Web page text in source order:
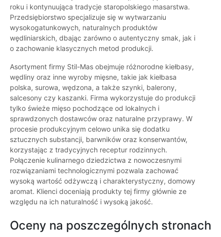
roku i kontynuująca tradycje staropolskiego masarstwa.
Przedsiębiorstwo specjalizuje się w wytwarzaniu
wysokogatunkowych, naturalnych produktów
wędliniarskich, dbając zarówno o autentyczny smak, jak i
o zachowanie klasycznych metod produkcji.
Asortyment firmy Stil-Mas obejmuje różnorodne kiełbasy,
wędliny oraz inne wyroby mięsne, takie jak kiełbasa
polska, surowa, wędzona, a także szynki, balerony,
salcesony czy kaszanki. Firma wykorzystuje do produkcji
tylko świeże mięso pochodzące od lokalnych i
sprawdzonych dostawców oraz naturalne przyprawy. W
procesie produkcyjnym celowo unika się dodatku
sztucznych substancji, barwników oraz konserwantów,
korzystając z tradycyjnych receptur rodzinnych.
Połączenie kulinarnego dziedzictwa z nowoczesnymi
rozwiązaniami technologicznymi pozwala zachować
wysoką wartość odżywczą i charakterystyczny, domowy
aromat. Klienci doceniają produkty tej firmy głównie ze
względu na ich naturalność i wysoką jakość.
Oceny na poszczególnych stronach